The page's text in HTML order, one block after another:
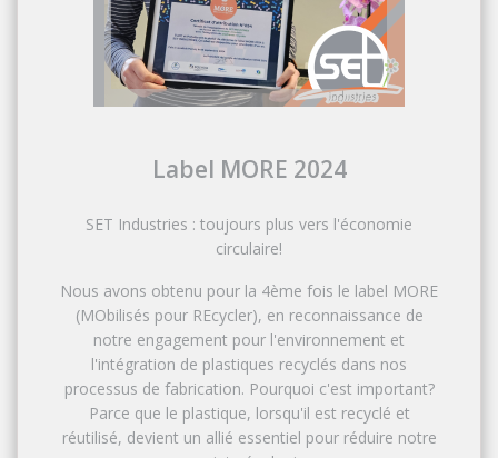
Label MORE 2024
SET Industries : toujours plus vers l'économie
circulaire!
Nous avons obtenu pour la 4ème fois le label MORE
(MObilisés pour REcycler), en reconnaissance de
notre engagement pour l'environnement et
l'intégration de plastiques recyclés dans nos
processus de fabrication. Pourquoi c'est important?
Parce que le plastique, lorsqu'il est recyclé et
réutilisé, devient un allié essentiel pour réduire notre